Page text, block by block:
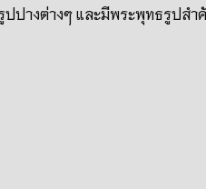
ปางต่างๆ และมีพระพุทธรูปส